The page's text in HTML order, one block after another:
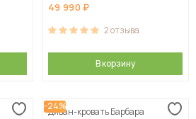
49 990
2отзыва
В корзину
-24%
Диван-кровать Барбара